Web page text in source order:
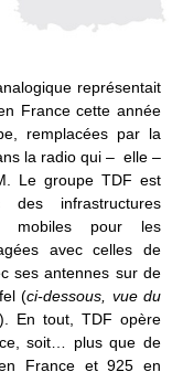
représentait
France cette année
remplacées par la
la radio qui – elle –
Le groupe TDF est
infrastructures
mobiles pour les
avec celles de
ses antennes sur de
(ci-dessous, vue du
En tout, TDF opère
soit… plus que de
France et 925 en